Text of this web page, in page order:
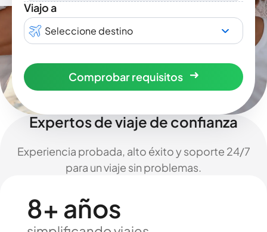
Viajo a
Seleccione destino
Comprobar requisitos
Expertos de viaje de confianza
Experiencia probada, alto éxito y soporte 24/7
para un viaje sin problemas.
8+ años